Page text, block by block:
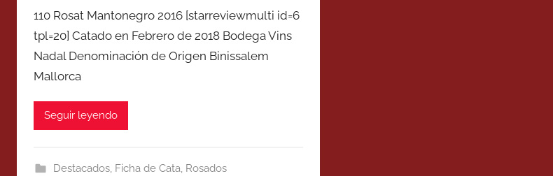
110 Rosat Mantonegro 2016 [starreviewmulti id=6
tpl=20] Catado en Febrero de 2018 Bodega Vins
Nadal Denominación de Origen Binissalem
Mallorca
Seguir leyendo
Destacados, Ficha de Cata, Rosados